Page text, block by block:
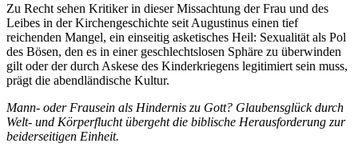
Zu Recht sehen Kritiker in dieser Missachtung der Frau und des
Leibes in der Kirchengeschichte seit Augustinus einen tief
reichenden Mangel, ein einseitig asketisches Heil: Sexualität als Pol
des Bösen, den es in einer geschlechtslosen Sphäre zu überwinden
gilt oder der durch Askese des Kinderkriegens legitimiert sein muss,
prägt die abendländische Kultur.
Mann- oder Frausein als Hindernis zu Gott? Glaubensglück durch
Welt- und Körperflucht übergeht die biblische Herausforderung zur
beiderseitigen Einheit.